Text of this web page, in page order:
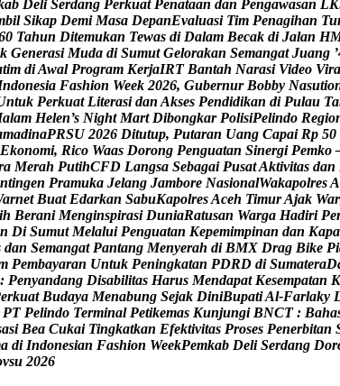
ab Deli Serdang Perkuat Penataan dan Pengawasan LK
bil Sikap Demi Masa DepanEvaluasi Tim Penagihan Tu
0 Tahun Ditemukan Tewas di Dalam Becak di Jalan H
k Generasi Muda di Sumut Gelorakan Semangat Juang ’
tim diAwal Program KerjaIRT Bantah Narasi Video Vira
ndonesia Fashion Week 2026, Gubernur Bobby Nasutio
ntuk Perkuat Literasi dan Akses Pendidikan di Pulau Ta
alam Helen’s Night Mart Dibongkar PolisiPelindo Regio
madinaPRSU 2026 Ditutup, Putaran Uang Capai Rp 50
Ekonomi, Rico Waas Dorong Penguatan Sinergi Pemko
a Merah PutihCFD Langsa Sebagai PusatAktivitas dan
ntingen Pramuka Jelang Jambore NasionalWakapolresA
arnet Buat Edarkan SabuKapolresAceh TimurAjak War
ih Berani Menginspirasi DuniaRatusan Warga Hadiri Pe
n Di Sumut Melalui Penguatan Kepemimpinan dan Kapa
dan Semangat Pantang Menyerah di BMX Drag Bike Pi
Pembayaran Untuk Peningkatan PDRD di SumateraD
: Penyandang Disabilitas Harus Mendapat Kesempatan K
erkuat Budaya Menabung Sejak DiniBupatiAl-Farlaky
PT Pelindo Terminal Petikemas Kunjungi BNCT : Baha
asi Bea Cukai Tingkatkan Efektivitas Proses Penerbitan
a di Indonesian Fashion WeekPemkab Deli Serdang Dor
vsu 2026